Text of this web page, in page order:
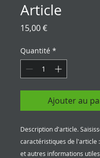
Article
15,00 €Prix
Quantité *
Ajouter au
Description d'article.
caractéristiques de l'article
et autres informations